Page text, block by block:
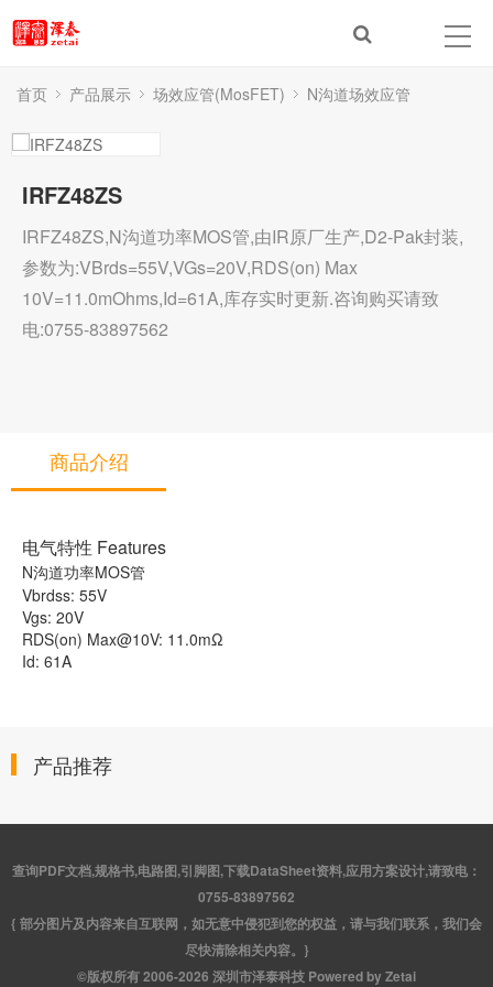
首页 产品展示 场效应管(MosFET) N沟道场效应管
IRFZ48ZS
IRFZ48ZS,N沟道功率MOS管,由IR原厂生产,D2-Pak封装,
参数为:VBrds=55V,VGs=20V,RDS(on) Max
10V=11.0mOhms,Id=61A,库存实时更新.咨询购买请致
电:0755-83897562
商品介绍
电气特性 Features
N沟道功率MOS管
Vbrdss: 55V
Vgs: 20V
RDS(on) Max@10V: 11.0mΩ
Id: 61A
产品推荐
查询PDF文档,规格书,电路图,引脚图,下载DataSheet资料,应用方案设计,请致电：
0755-83897562
{ 部分图片及内容来自互联网，如无意中侵犯到您的权益，请与我们联系，我们会
尽快清除相关内容。}
©版权所有 2006-2026 深圳市泽泰科技 Powered by Zetai